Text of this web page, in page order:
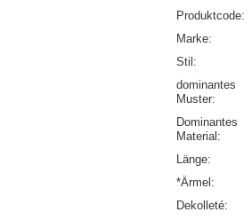
Produktcode
Marke
Stil
dominantes
Muster
Dominantes
Material
Länge
*Ärmel
Dekolleté